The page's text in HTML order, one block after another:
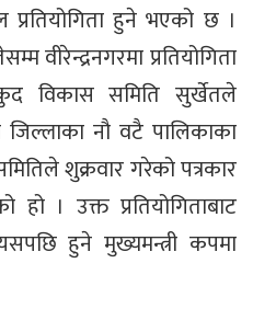
हुने भएको छ ।
वीरेन्द्रनगरमा प्रतियोगिता
विकास समिति सुर्खेतले
जिल्लाका नौ वटै पालिकाका
शुक्रवार गरेको पत्रकार
हो । उक्त प्रतियोगिताबाट
हुने मुख्यमन्त्री कपमा